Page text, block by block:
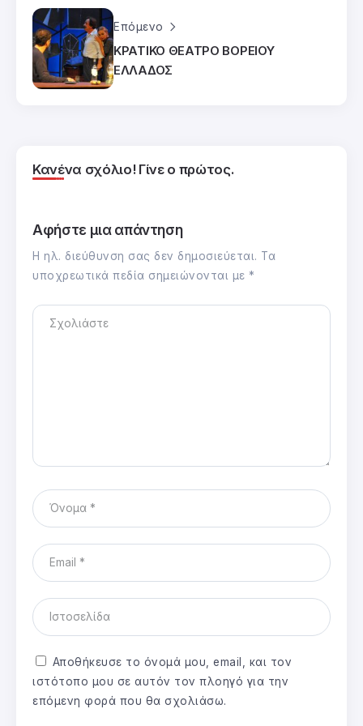
Επόμενο
ΚΡΑΤΙΚΟ ΘΕΑΤΡΟ ΒΟΡΕΙΟΥ
ΕΛΛΑΔΟΣ
Κανένα σχόλιο! Γίνε ο πρώτος.
Αφήστε μια απάντηση
Η ηλ. διεύθυνση σας δεν δημοσιεύεται. Τα
υποχρεωτικά πεδία σημειώνονται με *
Αποθήκευσε το όνομά μου, email, και τον
ιστότοπο μου σε αυτόν τον πλοηγό για την
επόμενη φορά που θα σχολιάσω.